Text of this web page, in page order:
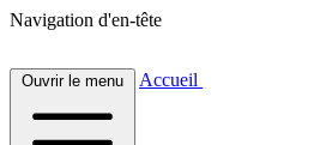
Navigation d'en-tête
Ouvrir le menu Accueil